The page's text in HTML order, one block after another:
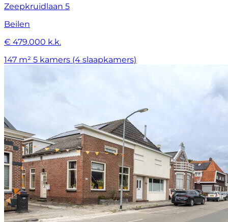
Zeepkruidlaan 5
Beilen
€ 479.000 k.k.
147 m² 5 kamers (4 slaapkamers)